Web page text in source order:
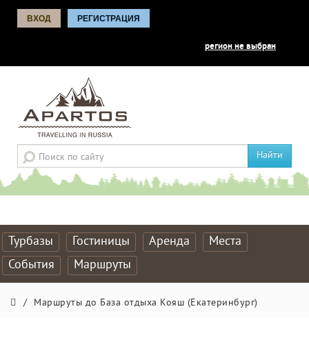
ВХОД РЕГИСТРАЦИЯ
регион не выбран
Найти
Турбазы Гостиницы Аренда
Места
События
Маршруты
/ Маршруты до База отдыха Кояш (Екатеринбург)